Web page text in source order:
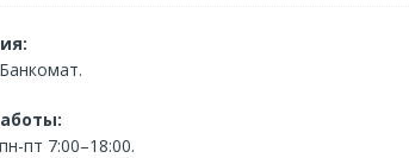
Банкомат.
пн-пт 7:00–18:00.